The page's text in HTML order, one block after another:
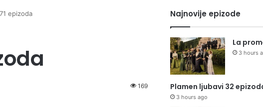
epizoda
169
Najnovije epizode
La
3 hours
Plamen ljubavi 32
3 hours ago